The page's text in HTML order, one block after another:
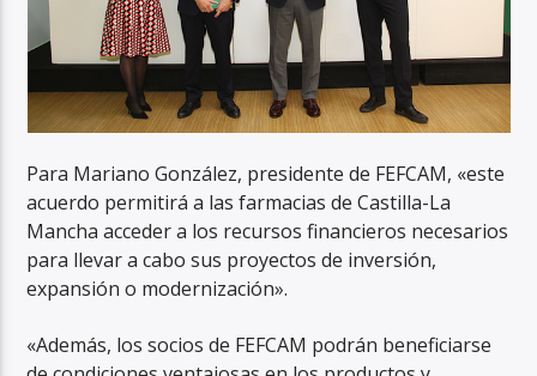
Para Mariano González, presidente de FEFCAM, «este
acuerdo permitirá a las farmacias de Castilla-La
Mancha acceder a los recursos financieros necesarios
para llevar a cabo sus proyectos de inversión,
expansión o modernización».
«Además, los socios de FEFCAM podrán beneficiarse